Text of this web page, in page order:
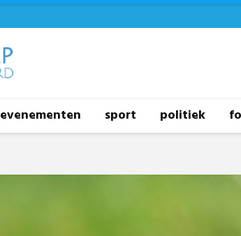
evenementen sport politiek